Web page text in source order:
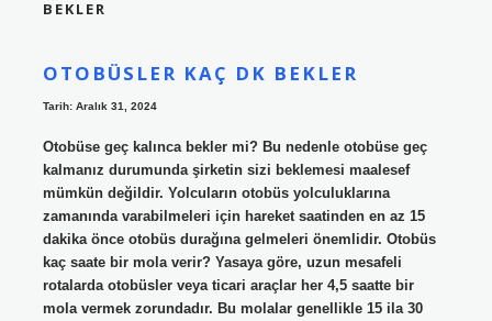
BEKLER
OTOBÜSLER KAÇ DK BEKLER
Tarih: Aralık 31, 2024
Otobüse geç kalınca bekler mi? Bu nedenle otobüse geç
kalmanız durumunda şirketin sizi beklemesi maalesef
mümkün değildir. Yolcuların otobüs yolculuklarına
zamanında varabilmeleri için hareket saatinden en az 15
dakika önce otobüs durağına gelmeleri önemlidir. Otobüs
kaç saate bir mola verir? Yasaya göre, uzun mesafeli
rotalarda otobüsler veya ticari araçlar her 4,5 saatte bir
mola vermek zorundadır. Bu molalar genellikle 15 ila 30